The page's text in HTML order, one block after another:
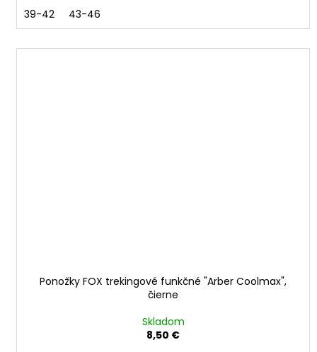
39-42 43-46
Ponožky FOX trekingové funkčné "Arber Coolmax",
čierne
Skladom
8,50 €